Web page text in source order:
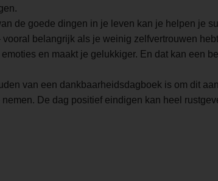
de goede dingen in je leven kan je helpen je
belangrijk als je weinig zelfvertrouwen
en maakt je gelukkiger. En dat kan een
van een dankbaarheidsdagboek is om dit
De dag positief eindigen kan heel